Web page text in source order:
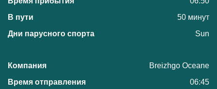
50 минут
Sun
Breizhgo Oceane
06:45